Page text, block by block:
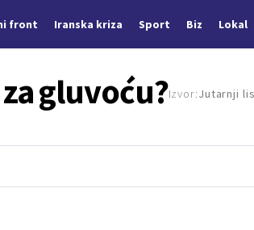
front Iranska kriza Sport Biz Lokal
gluvoću?Izvor:Jutarnji